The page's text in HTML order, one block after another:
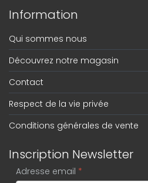
Information
Qui sommes nous
Découvrez notre magasin
Contact
Respect de la vie privée
Conditions générales de vente
Inscription Newsletter
Adresse email *